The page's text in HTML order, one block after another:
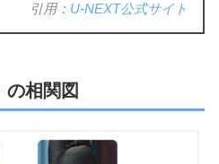
引用： U-NEXT公式サイト
の相関図